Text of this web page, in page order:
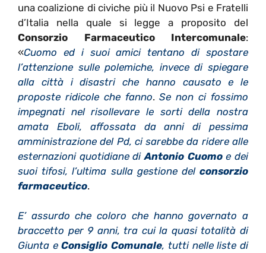
una coalizione di civiche più il Nuovo Psi e Fratelli
d’Italia nella quale si legge a proposito del
Consorzio Farmaceutico Intercomunale:
«Cuomo ed i suoi amici tentano di spostare
l’attenzione sulle polemiche, invece di spiegare
alla città i disastri che hanno causato e le
proposte ridicole che fanno.Se non ci fossimo
impegnati nel risollevare le sorti della nostra
amata Eboli, affossata da anni di pessima
amministrazione del Pd, ci sarebbe da ridere alle
esternazioni quotidiane diAntonio Cuomoe dei
suoi tifosi, l’ultima sulla gestione del consorzio
farmaceutico.
E’ assurdo che coloro che hanno governato a
braccetto per 9 anni, tra cui la quasi totalità di
Giunta eConsiglio Comunale, tutti nelle liste di